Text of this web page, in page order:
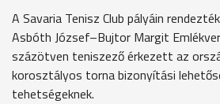
A Savaria Tenisz Club pályáin
Asbóth József–Bujtor Margit
százötven teniszező érkezett az
korosztályos torna bizonyítási
tehetségeknek.